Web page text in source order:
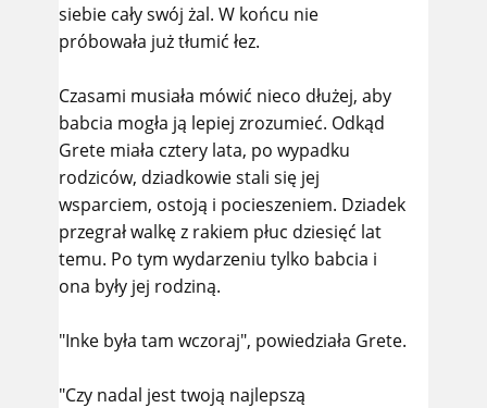
siebie cały swój żal. W końcu nie
próbowała już tłumić łez.
Czasami musiała mówić nieco dłużej, aby
babcia mogła ją lepiej zrozumieć. Odkąd
Grete miała cztery lata, po wypadku
rodziców, dziadkowie stali się jej
wsparciem, ostoją i pocieszeniem. Dziadek
przegrał walkę z rakiem płuc dziesięć lat
temu. Po tym wydarzeniu tylko babcia i
ona były jej rodziną.
"Inke była tam wczoraj", powiedziała Grete.
"Czy nadal jest twoją najlepszą